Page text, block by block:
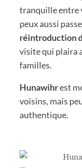
tranquille entre
peux aussi
réintroduction
visite qui plaira
familles.
Hunawihrest
voisins, mais
authentique.